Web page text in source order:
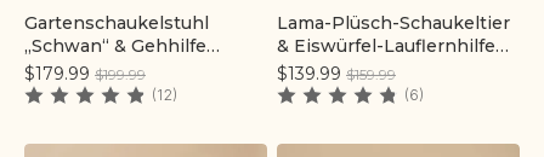
Schnell hinzufügen
Gartenschaukelstuhl
„Schwan“ & Gehhilfe
„Waldwanderer“ im Set |
labebe®
$179.99 $199.99
(12)
Schnell hinzufügen
Lama-Plüsch-Schaukeltier
& Eiswürfel-Lauflernhilfe
im Set | labebe®
$139.99 $159.99
(6)